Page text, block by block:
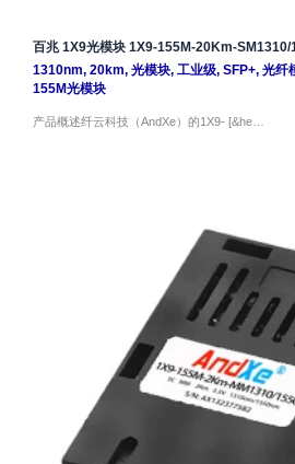
百兆 1X9光模块 1X9-155M-20Km-
1310nm, 20km, 光模块, 工业级, SFP+, 光纤
155M光模块
产品概述纤云科技（AndXe）的1X9- [&he…